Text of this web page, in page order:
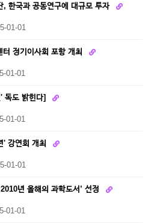
, 한국과 공동연구에 대규모 투자
01-01
정기이사회 포항 개최
01-01
독도 밝힌다]
01-01
' 강연회 개최
01-01
년 올해의 과학도서’ 선정
01-01